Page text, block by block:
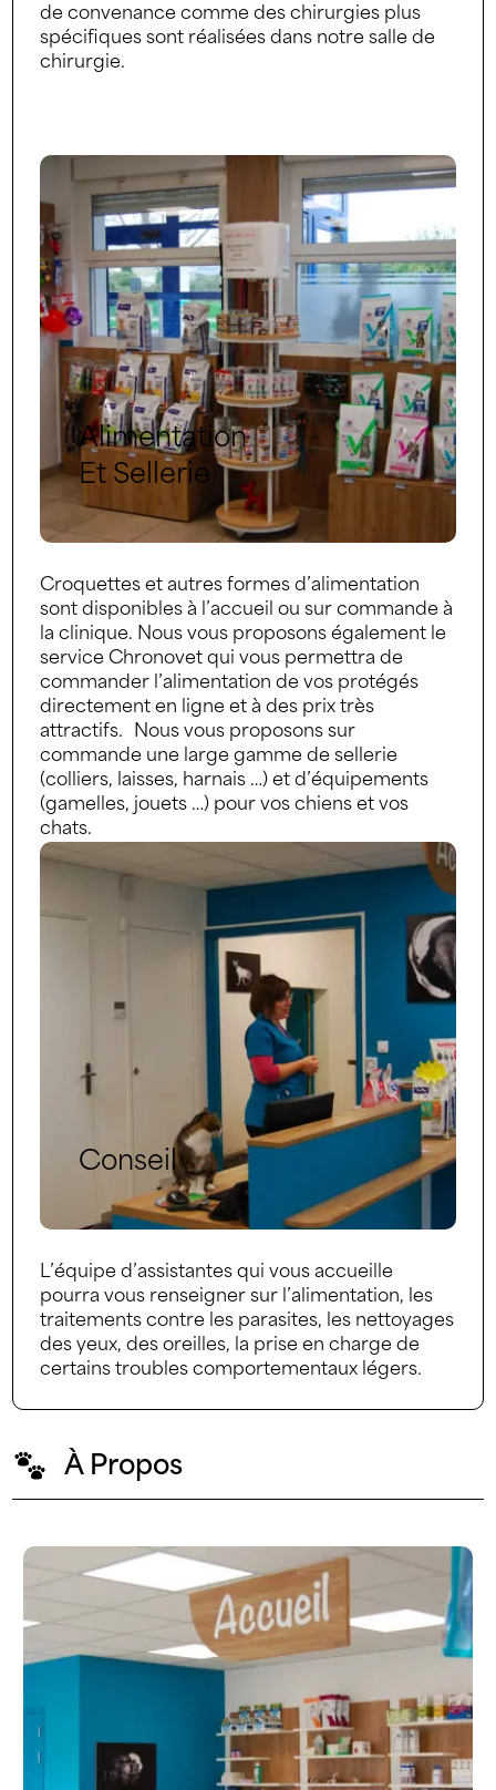
de convenance comme des chirurgies plus
spécifiques sont réalisées dans notre salle de
chirurgie.
Alimentation
Et Sellerie
Croquettes et autres formes d’alimentation
sont disponibles à l’accueil ou sur commande à
la clinique. Nous vous proposons également le
service Chronovet qui vous permettra de
commander l’alimentation de vos protégés
directement en ligne et à des prix très
attractifs. Nous vous proposons sur
commande une large gamme de sellerie
(colliers, laisses, harnais …) et d’équipements
(gamelles, jouets …) pour vos chiens et vos
chats.
Conseil
L’équipe d’assistantes qui vous accueille
pourra vous renseigner sur l’alimentation, les
traitements contre les parasites, les nettoyages
des yeux, des oreilles, la prise en charge de
certains troubles comportementaux légers.
À Propos